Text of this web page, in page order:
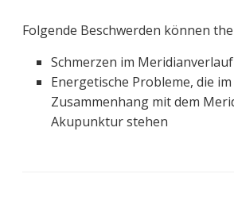
Folgende Beschwerden können
Schmerzen im Meridianverlauf
Energetische Probleme, die im
Zusammenhang mit dem
Akupunktur stehen